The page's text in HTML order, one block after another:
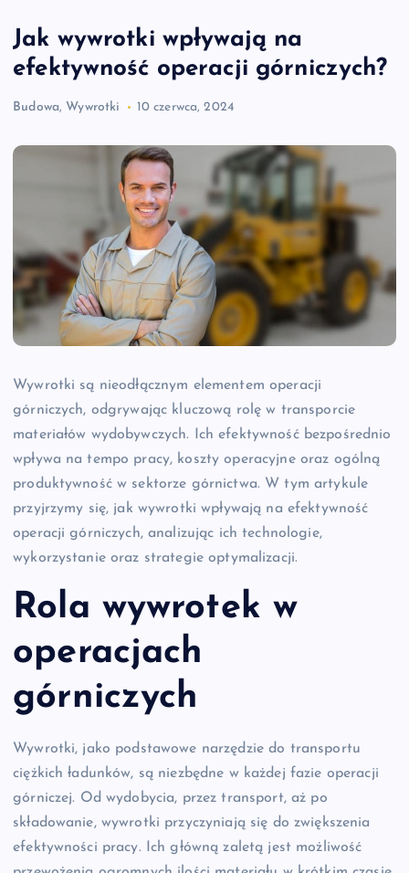
Jak wywrotki wpływają na
efektywność operacji górniczych?
Budowa, Wywrotki 10 czerwca, 2024
Wywrotki są nieodłącznym elementem operacji
górniczych, odgrywając kluczową rolę w transporcie
materiałów wydobywczych. Ich efektywność bezpośrednio
wpływa na tempo pracy, koszty operacyjne oraz ogólną
produktywność w sektorze górnictwa. W tym artykule
przyjrzymy się, jak wywrotki wpływają na efektywność
operacji górniczych, analizując ich technologie,
wykorzystanie oraz strategie optymalizacji.
Rola wywrotek w
operacjach
górniczych
Wywrotki, jako podstawowe narzędzie do transportu
ciężkich ładunków, są niezbędne w każdej fazie operacji
górniczej. Od wydobycia, przez transport, aż po
składowanie, wywrotki przyczyniają się do zwiększenia
efektywności pracy. Ich główną zaletą jest możliwość